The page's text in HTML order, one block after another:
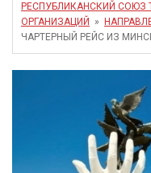
РЕСПУБЛИКАНСКИЙ СОЮЗ
ОРГАНИЗАЦИЙ
»
ЧАРТЕРНЫЙ РЕЙС ИЗ